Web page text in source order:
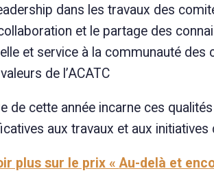
dans les travaux des
et le partage des
et service à la communauté
de l’ACATC
de cette année incarne ces
aux travaux et aux initiatives
plus sur le prix «Au-delà et